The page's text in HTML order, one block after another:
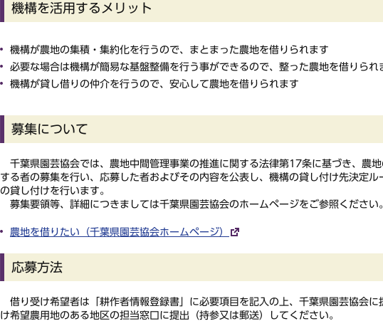
機構を活用するメリット
機構が農地の集積・集約化を行うので、まとまった農地を借りられます
必要な場合は機構が簡易な基盤整備を行う事ができるので、整った農地を借りられ
機構が貸し借りの仲介を行うので、安心して農地を借りられます
募集について
千葉県園芸協会では、農地中間管理事業の推進に関する法律第17条に基づき、農
する者の募集を行い、応募した者およびその内容を公表し、機構の貸し付け先決定ル
の貸し付けを行います。
募集要領等、詳細につきましては千葉県園芸協会のホームページをご参照ください。
農地を借りたい（千葉県園芸協会ホームページ）
応募方法
借り受け希望者は「耕作者情報登録書」に必要項目を記入の上、千葉県園芸協会に
け希望農用地のある地区の担当窓口に提出（持参又は郵送）してください。